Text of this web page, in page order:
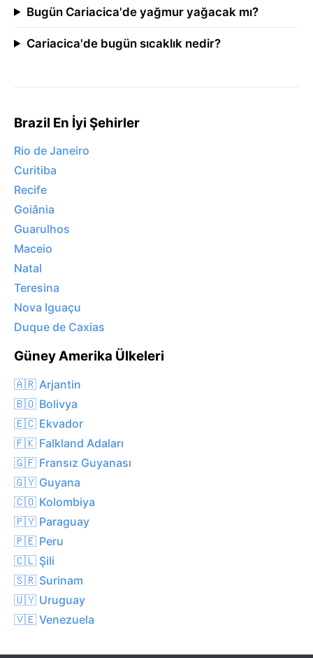
Bugün Cariacica'de yağmur yağacak mı?
Cariacica'de bugün sıcaklık nedir?
Brazil En İyi Şehirler
Rio de Janeiro
Curitiba
Recife
Goiânia
Guarulhos
Maceio
Natal
Teresina
Nova Iguaçu
Duque de Caxias
Güney Amerika Ülkeleri
🇦🇷 Arjantin
🇧🇴 Bolivya
🇪🇨 Ekvador
🇫🇰 Falkland Adaları
🇬🇫 Fransız Guyanası
🇬🇾 Guyana
🇨🇴 Kolombiya
🇵🇾 Paraguay
🇵🇪 Peru
🇨🇱 Şili
🇸🇷 Surinam
🇺🇾 Uruguay
🇻🇪 Venezuela